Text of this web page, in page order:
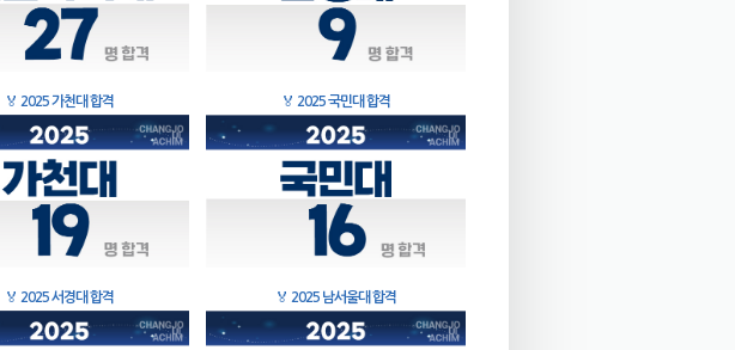
🏅 2025 가천대 합격 🏅 2025 국민대 합격
🏅 2025 서경대 합격 🏅 2025 남서울대 합격